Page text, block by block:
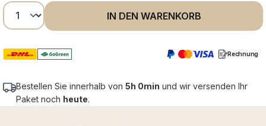
Produkt Anzahl: Gib den gewünschten
IN DEN WARENKORB
Rechnung
Bestellen Sie innerhalb von 5h 0min und wir versenden Ihr
Paket noch heute.